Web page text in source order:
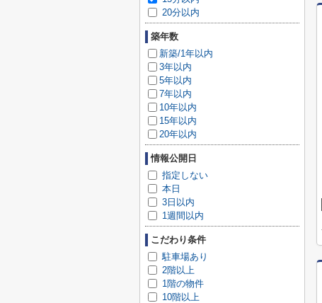
20分以内
築年数
新築/1年以内
3年以内
5年以内
7年以内
10年以内
15年以内
20年以内
情報公開日
指定しない
本日
3日以内
1週間以内
こだわり条件
駐車場あり
2階以上
1階の物件
10階以上